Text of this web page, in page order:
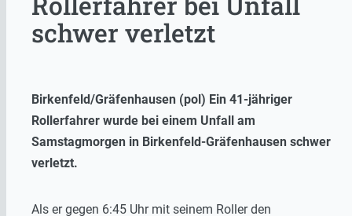
schwer verletzt
Birkenfeld/Gräfenhausen (pol) Ein 41-jähriger
Rollerfahrer wurde bei einem Unfall am
Samstagmorgen in Birkenfeld-Gräfenhausen schwer
verletzt.
Als er gegen 6:45 Uhr mit seinem Roller den